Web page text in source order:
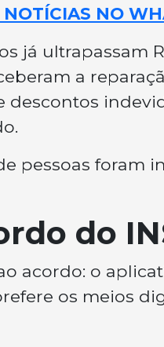
NO
já ultrapassam
a
descontos
pessoas foram
do
acordo: o
os meios